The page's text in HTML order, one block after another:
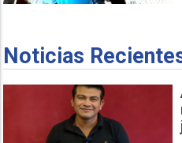
Noticias